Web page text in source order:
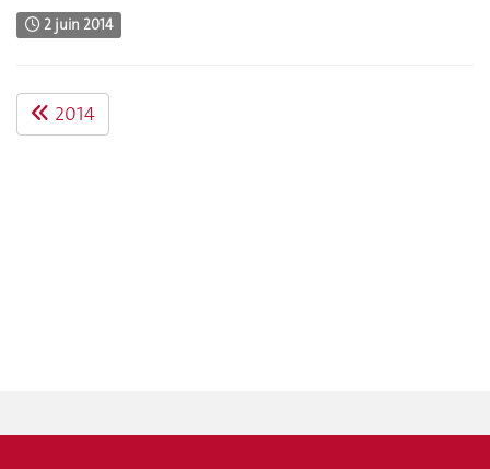
2 juin 2014
2014